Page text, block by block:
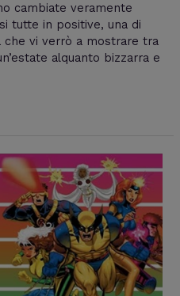
cambiate veramente
tutte in positive, una di
che vi verrò a mostrare tra
alquanto bizzarra e